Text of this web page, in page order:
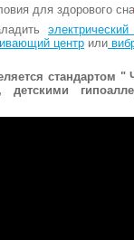
для здорового
центр или
стандартом